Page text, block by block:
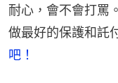
耐心，會不會打罵
做最好的保護和託
吧！